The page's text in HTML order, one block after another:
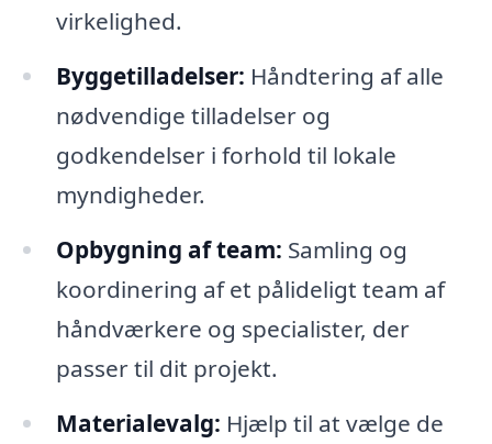
virkelighed.
Byggetilladelser: Håndtering af alle
nødvendige tilladelser og
godkendelser i forhold til lokale
myndigheder.
Opbygning af team: Samling og
koordinering af et pålideligt team af
håndværkere og specialister, der
passer til dit projekt.
Materialevalg: Hjælp til at vælge de